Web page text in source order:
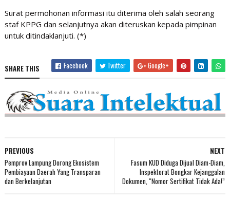
Surat permohonan informasi itu diterima oleh salah seorang
staf KPPG dan selanjutnya akan diteruskan kepada pimpinan
untuk ditindaklanjuti. (*)
SHARE THIS Facebook Twitter Google+
NEXT
Fasum KUD Diduga Dijual Diam-Diam,
Inspektorat Bongkar Kejanggalan
Dokumen, “Nomor Sertifikat Tidak Ada!”
PREVIOUS
Pemprov Lampung Dorong Ekosistem
Pembiayaan Daerah Yang Transparan
dan Berkelanjutan